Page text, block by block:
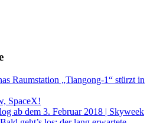
Raumstation „Tiangong-1“ stürzt in
SpaceX!
ab dem 3. Februar 2018 | Skyweek